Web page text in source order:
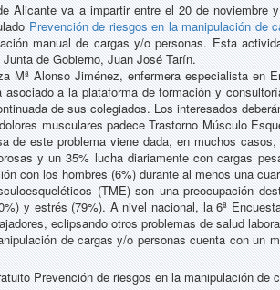
Alicante va a impartir entre el 20 de
Prevención de riesgos en la manipulación de
manual de cargas y/o personas. Esta
de Gobierno, Juan José Tarín.
Mª Alonso Jiménez, enfermera especialista en
asociado a la plataforma de formación y
de sus colegiados. Los interesados
musculares padece Trastorno Músculo
de este problema viene dada, en muchos
y un 35% lucha diariamente con cargas
con los hombres (6%) durante al menos una
(TME) son una preocupación
y estrés (79%). A nivel nacional, la 6ª
eclipsando otros problemas de salud
de cargas y/o personas cuenta con un
Prevención de riesgos en la manipulación de